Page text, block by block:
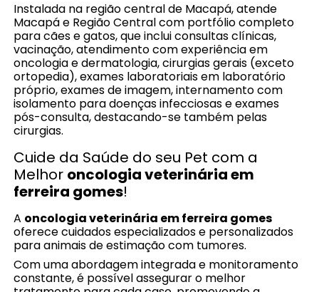
Instalada na região central de Macapá, atende
Macapá e Região Central com portfólio completo
para cães e gatos, que inclui consultas clínicas,
vacinação, atendimento com experiência em
oncologia e dermatologia, cirurgias gerais (exceto
ortopedia), exames laboratoriais em laboratório
próprio, exames de imagem, internamento com
isolamento para doenças infecciosas e exames
pós-consulta, destacando-se também pelas
cirurgias.
Cuide da Saúde do seu Pet com a
Melhor oncologia veterinária em
ferreira gomes!
A oncologia veterinária em ferreira gomes
oferece cuidados especializados e personalizados
para animais de estimação com tumores.
Com uma abordagem integrada e monitoramento
constante, é possível assegurar o melhor